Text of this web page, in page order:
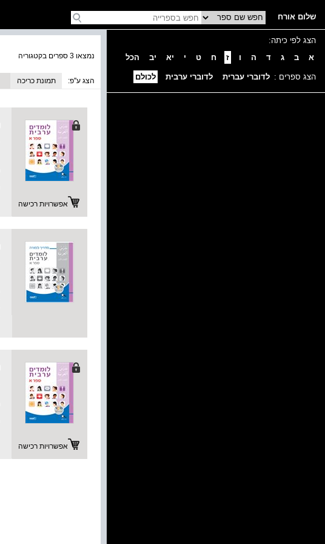
שלום אורח
הצג לפי כיתה:
א
ב ג ד ה ו ז ח ט י יא יב הכל
הצג ספרים : לדוברי עברית לדוברי ערבית לכולם
נמצאו 3 ספרים בקטגוריה
הצג ע''פ: תמונת כריכה
אפשרויות רכישה
אפשרויות רכישה